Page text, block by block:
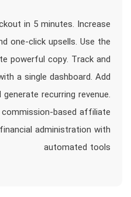
in 5 minutes. Increase
one-click upsells. Use the
powerful copy. Track and
a single dashboard. Add
recurring revenue.
based affiliate
administration with
automated tools